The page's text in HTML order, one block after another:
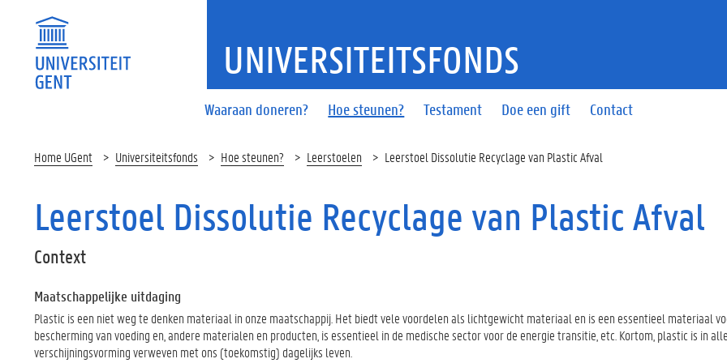
Waaraan doneren? Hoe steunen? Testament Doe een gift Contact
UNIVERSITEITSFONDS
Home UGent Universiteitsfonds Hoe steunen? Leerstoelen Leerstoel Dissolutie Recyclage van Plastic Afval
Leerstoel Dissolutie Recyclage van Plastic Afval
Context
Maatschappelijke uitdaging
Plastic is een niet weg te denken materiaal in onze maatschappij. Het biedt vele voordelen als lichtgewicht materiaal en is een essentieel materiaal
bescherming van voeding en, andere materialen en producten, is essentieel in de medische sector voor de energie transitie, etc. Kortom, plastic is in
verschijningsvorming verweven met ons (toekomstig) dagelijks leven.